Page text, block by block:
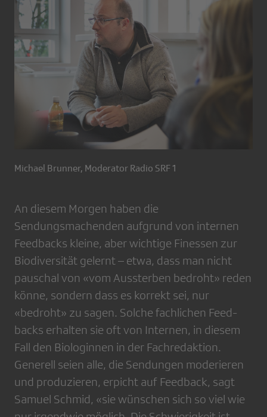
Michael Brunner, Moderator Radio SRF 1
An diesem Morgen haben die
Sendungsmachenden aufgrund von internen
Feedbacks kleine, aber wichtige Finessen zur
Biodiversität gelernt – etwa, dass man nicht
pauschal von «vom Aussterben bedroht» reden
könne, sondern dass es korrekt sei, nur
«bedroht» zu sagen. Solche fachlichen Feed­
backs erhalten sie oft von Internen, in diesem
Fall den Biologinnen in der Fachredaktion.
Generell seien alle, die Sendungen moderieren
und produzieren, erpicht auf Feedback, sagt
Samuel Schmid, «sie wünschen sich so viel wie